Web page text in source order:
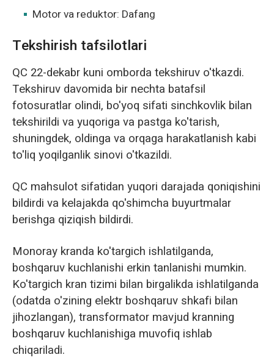
Motor va reduktor: Dafang
Tekshirish tafsilotlari
QC 22-dekabr kuni omborda tekshiruv o'tkazdi.
Tekshiruv davomida bir nechta batafsil
fotosuratlar olindi, bo'yoq sifati sinchkovlik bilan
tekshirildi va yuqoriga va pastga ko'tarish,
shuningdek, oldinga va orqaga harakatlanish kabi
to'liq yoqilganlik sinovi o'tkazildi.
QC mahsulot sifatidan yuqori darajada qoniqishini
bildirdi va kelajakda qo'shimcha buyurtmalar
berishga qiziqish bildirdi.
Monoray kranda ko'targich ishlatilganda,
boshqaruv kuchlanishi erkin tanlanishi mumkin.
Ko'targich kran tizimi bilan birgalikda ishlatilganda
(odatda o'zining elektr boshqaruv shkafi bilan
jihozlangan), transformator mavjud kranning
boshqaruv kuchlanishiga muvofiq ishlab
chiqariladi.